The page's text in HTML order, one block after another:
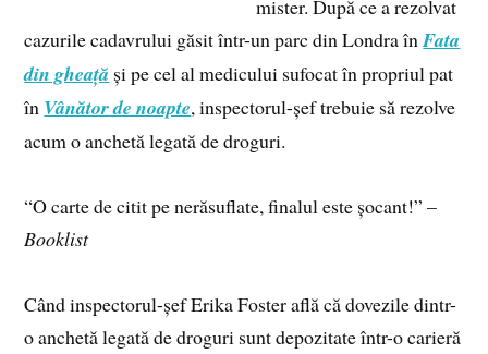
mister. După ce a rezolvat
cazurile cadavrului găsit într-un parc din Londra înFata
din gheață și pe cel al medicului sufocat în propriul pat
în Vânător de noapte, inspectorul-șef trebuie să rezolve
acum o anchetă legată de droguri.
“O carte de citit pe nerăsuflate, finalul este șocant!” –
Booklist
Când inspectorul-șef Erika Foster află că dovezile dintr-
o anchetă legată de droguri sunt depozitate într-o carieră